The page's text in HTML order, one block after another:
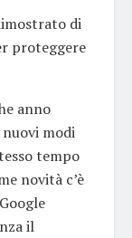
di
proteggere
anno
modi
tempo
novità c’è
il